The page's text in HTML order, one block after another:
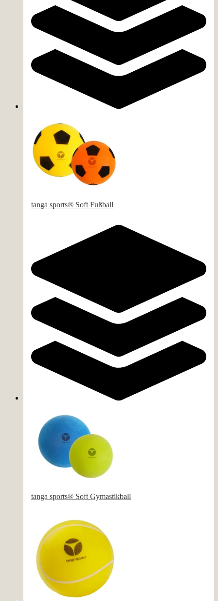
tanga sports® Soft Fußball
tanga sports® Soft Gymastikball